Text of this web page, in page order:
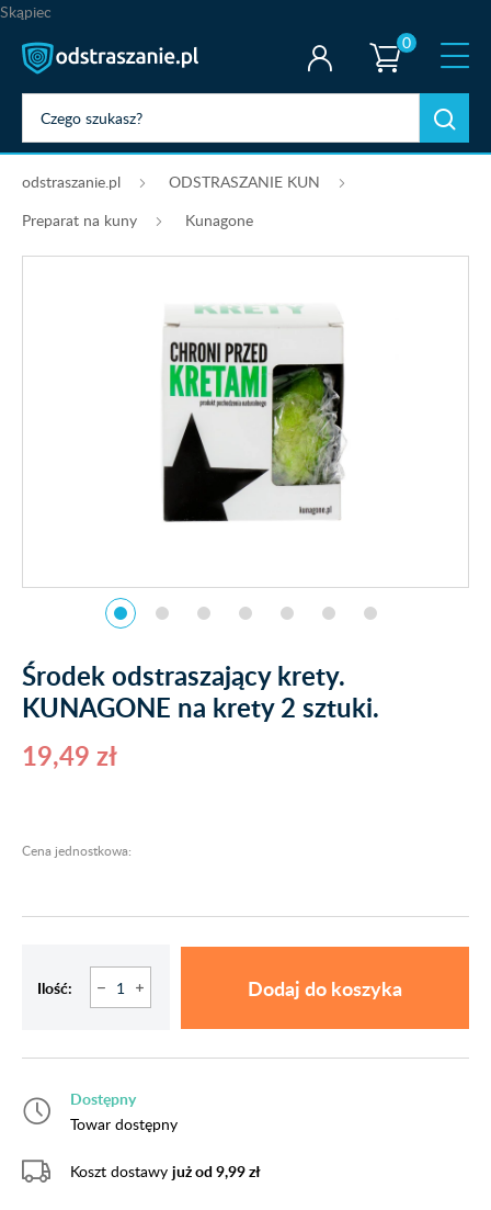
Skąpiec
0
odstraszanie.pl
ODSTRASZANIE KUN
Preparat na kuny
Kunagone
Środek odstraszający krety.
KUNAGONE na krety 2 sztuki.
19,49 zł
Cena jednostkowa:
Ilość: Dodaj do koszyka
Dostępny
Towar dostępny
Koszt dostawy już od 9,99 zł